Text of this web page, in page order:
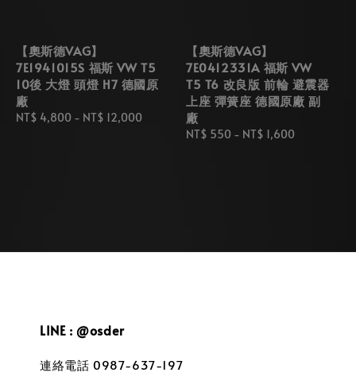
【奧斯德VAG】
7E1941015S 福斯 VW T5
10後 大燈 頭燈 H7 德國原
廠
Regular
NT$ 4,800 - NT$ 12,000
【奧斯德VAG】
7E0412331A 福斯 VW
T5 T6 改良版 前輪 避震器
上座 彈簧座 德國原廠 副
廠
Regular
NT$ 550 - NT$ 1,600
LINE : @osder
連絡電話 0987-637-197